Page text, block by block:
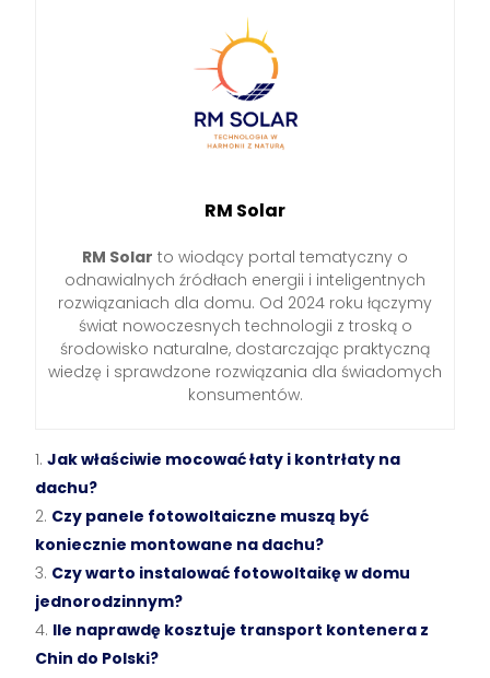
RM Solar
RM Solar to wiodący portal tematyczny o
odnawialnych źródłach energii i inteligentnych
rozwiązaniach dla domu. Od 2024 roku łączymy
świat nowoczesnych technologii z troską o
środowisko naturalne, dostarczając praktyczną
wiedzę i sprawdzone rozwiązania dla świadomych
konsumentów.
Jak właściwie mocować łaty i kontrłaty na
dachu?
Czy panele fotowoltaiczne muszą być
koniecznie montowane na dachu?
Czy warto instalować fotowoltaikę w domu
jednorodzinnym?
Ile naprawdę kosztuje transport kontenera z
Chin do Polski?